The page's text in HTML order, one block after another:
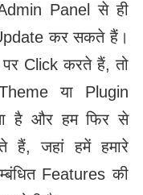
Panel से ही
कर सकते हैं।
Click करते हैं, तो
या Plugin
है और हम फिर से
हैं, जहां हमें हमारे
Features की